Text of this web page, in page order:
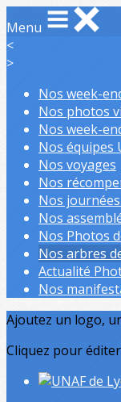
Menu
<
>
Nos week-
Nos photos
Nos week-
Nos équipes
Nos voyages
Nos
Nos
Nos
Nos Photos
Nos arbres
Actualité
Nos
Ajoutez un logo,
Cliquez pour éditer